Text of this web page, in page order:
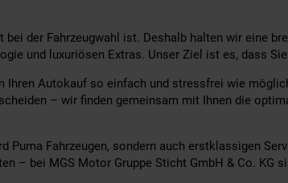
der Fahrzeugwahl ist. Deshalb halten wir eine
und luxuriösen Extras. Unser Ziel ist es, dass Sie
Autokauf so einfach und stressfrei wie
– wir finden gemeinsam mit Ihnen die
Fahrzeugen, sondern auch erstklassigen
– bei MGS Motor Gruppe Sticht GmbH & Co. KG